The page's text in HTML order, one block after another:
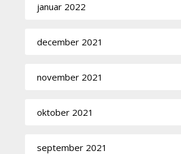
januar 2022
december 2021
november 2021
oktober 2021
september 2021